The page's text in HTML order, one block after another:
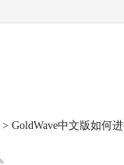
> GoldWave中文版如何